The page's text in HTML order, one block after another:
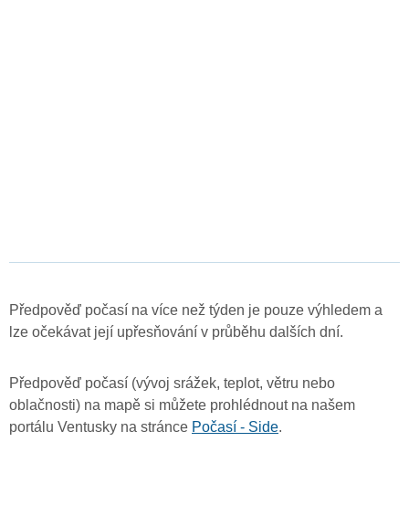
Předpověď počasí na více než týden je pouze výhledem a
lze očekávat její upřesňování v průběhu dalších dní.
Předpověď počasí (vývoj srážek, teplot, větru nebo
oblačnosti) na mapě si můžete prohlédnout na našem
portálu Ventusky na stránce Počasí - Side.